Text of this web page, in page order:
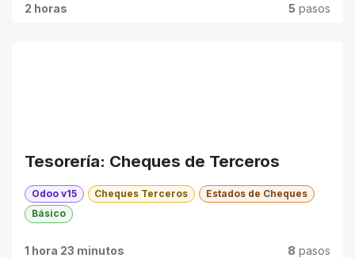
2 horas 5 pasos
Tesorería: Cheques de Terceros
Odoo v15 Cheques Terceros
Estados de Cheques
Básico
1 hora 23 minutos 8 pasos